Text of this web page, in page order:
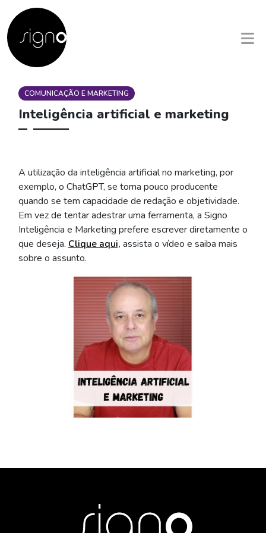
COMUNICAÇÃO E MARKETING
Inteligência artificial e marketing
A utilização da inteligência artificial no marketing, por
exemplo, o ChatGPT, se torna pouco producente
quando se tem capacidade de redação e objetividade.
Em vez de tentar adestrar uma ferramenta, a Signo
Inteligência e Marketing prefere escrever diretamente o
que deseja. Clique aqui, assista o vídeo e saiba mais
sobre o assunto.